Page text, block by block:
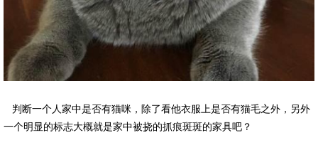
判断一个人家中是否有猫咪，除了看他衣服上是否有猫毛之外，另外
一个明显的标志大概就是家中被挠的抓痕斑斑的家具吧？